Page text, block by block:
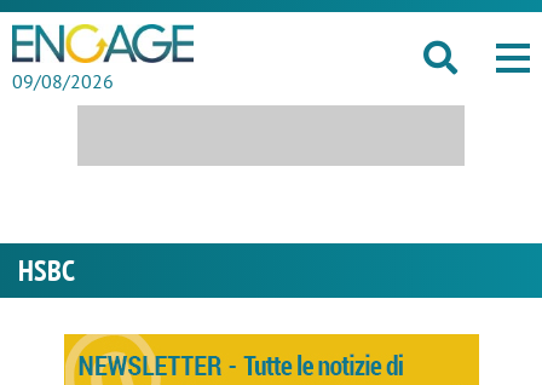
09/08/2026
HSBC